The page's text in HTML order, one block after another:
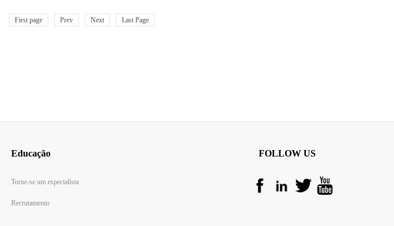
First page Prev Next Last Page
Educação
Torne-se um especialista
Recrutamento
FOLLOW US